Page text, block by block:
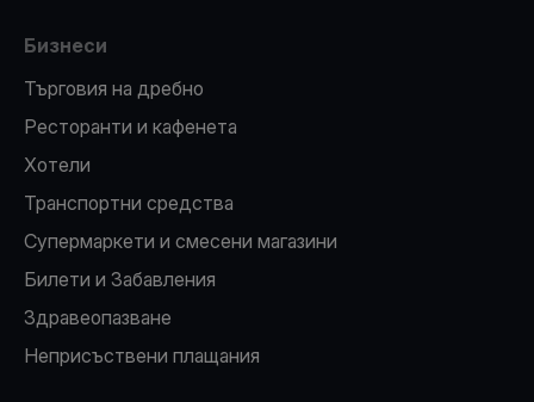
Бизнеси
Търговия на дребно
Ресторанти и кафенета
Хотели
Транспортни средства
Супермаркети и смесени магазини
Билети и Забавления
Здравеопазване
Неприсъствени плащания